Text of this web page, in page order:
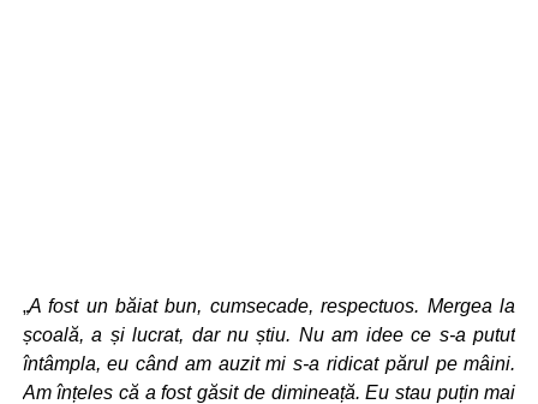
„A fost un băiat bun, cumsecade, respectuos. Mergea la
școală, a și lucrat, dar nu știu. Nu am idee ce s-a putut
întâmpla, eu când am auzit mi s-a ridicat părul pe mâini.
Am înțeles că a fost găsit de dimineață. Eu stau puțin mai